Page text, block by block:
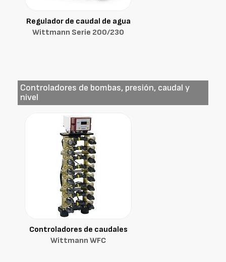
Regulador de caudal de agua
Wittmann Serie 200/230
Controladores de bombas, presión, caudal y
nivel
Controladores de caudales
Wittmann WFC